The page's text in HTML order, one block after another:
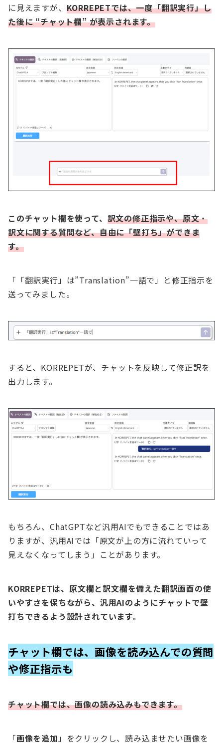
に見えますが、 KORREPETでは、一度「翻訳実行」し
た後に “チャット欄” が表示されます。
このチャット欄を使って、 訳文の修正指示や、原文・
訳文に関する質問など、自由に「壁打ち」ができま
す。
「「翻訳実行」は”Translation”一語で」と修正指示を
送ってみました。
すると、KORREPETが、チャットを反映して修正訳を
出力します。
もちろん、ChatGPTなど汎用AIでもできることではあ
りますが、汎用AIでは「原文が上の方に流れていって
見えなくなってしまう」ことがあります。
KORREPETは、原文欄と訳文欄を備えた翻訳画面の使
いやすさを保ちながら、汎用AIのようにチャットで壁
打ちできるよう設計されています。
チャット欄では、画像を読み込んでの質問
や修正指示も
チャット欄では、画像の読み込みもできます。
「画像を追加 」をクリックし、読み込ませたい画像を